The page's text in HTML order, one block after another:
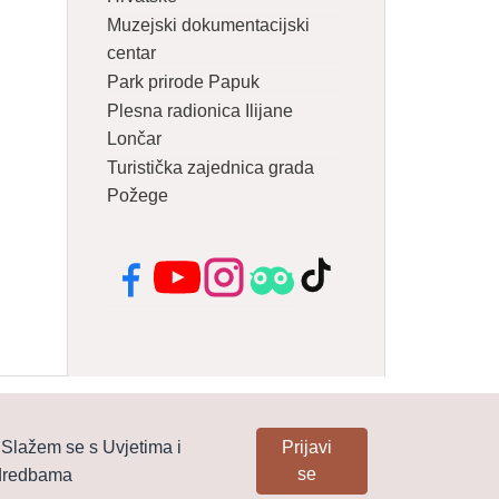
Muzejski dokumentacijski
centar
Park prirode Papuk
Plesna radionica Ilijane
Lončar
Turistička zajednica grada
Požege
FacebookYouTubeInstagramTripadvisor
TikTok
se s Uvjetima i
Prijavi
se